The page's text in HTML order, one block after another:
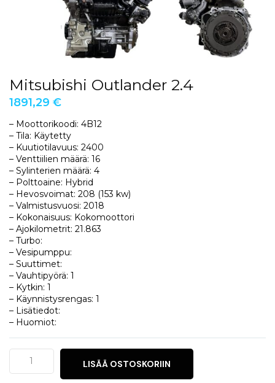
Mitsubishi Outlander 2.4
1891,29 €
– Moottorikoodi: 4B12
– Tila: Käytetty
– Kuutiotilavuus: 2400
– Venttiilien määrä: 16
– Sylinterien määrä: 4
– Polttoaine: Hybrid
– Hevosvoimat: 208 (153 kw)
– Valmistusvuosi: 2018
– Kokonaisuus: Kokomoottori
– Ajokilometrit: 21.863
– Turbo:
– Vesipumppu:
– Suuttimet:
– Vauhtipyörä: 1
– Kytkin: 1
– Käynnistysrengas: 1
– Lisätiedot:
– Huomiot:
Mitsubishi
Outlander
2.4
LISÄÄ OSTOSKORIIN